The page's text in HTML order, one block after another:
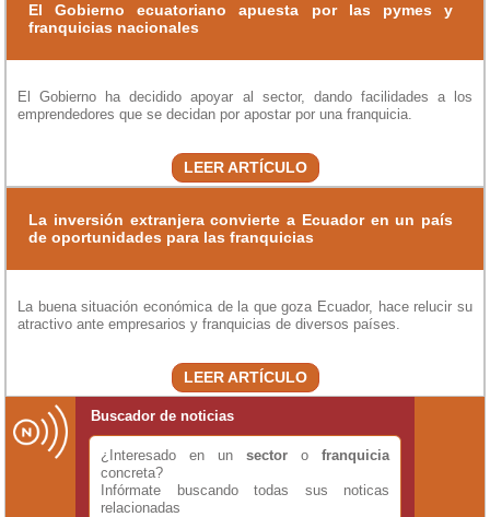
El Gobierno ecuatoriano apuesta por las pymes y
franquicias nacionales
El Gobierno ha decidido apoyar al sector, dando facilidades a los
emprendedores que se decidan por apostar por una franquicia.
LEER ARTÍCULO
La inversión extranjera convierte a Ecuador en un país
de oportunidades para las franquicias
La buena situación económica de la que goza Ecuador, hace relucir su
atractivo ante empresarios y franquicias de diversos países.
LEER ARTÍCULO
Buscador de noticias
¿Interesado en un sector o franquicia
concreta?
Infórmate buscando todas sus noticas
relacionadas